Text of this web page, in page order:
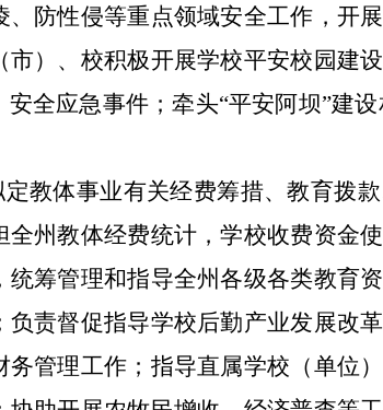
防性侵等重点领域安全工作，开
）、校积极开展学校平安校园建
安全应急事件；牵头“平安阿坝”建设
定教体事业有关经费筹措、教育拨
州教体经费统计，学校收费资金
筹管理和指导全州各级各类教育
责督促指导学校后勤产业发展改
管理工作；指导直属学校（单位